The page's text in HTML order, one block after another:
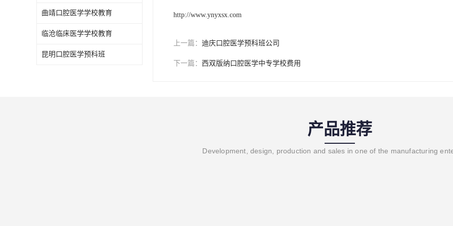
曲靖口腔医学学校教育
临沧临床医学学校教育
昆明口腔医学预科班
http://www.ynyxsx.com
上一篇： 迪庆口腔医学预科班公司
下一篇： 西双版纳口腔医学中专学校费用
产品推荐
Development, design, production and sales in one of the manufacturing